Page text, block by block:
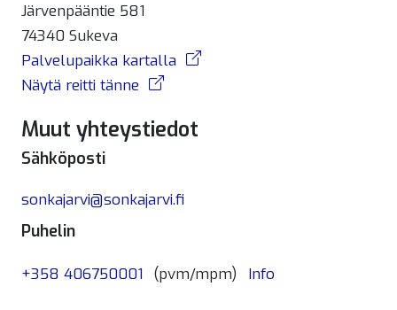
Järvenpääntie 581
74340 Sukeva
Palvelupaikka kartalla
Näytä reitti tänne
Muut yhteystiedot
Sähköposti
sonkajarvi@sonkajarvi.fi
Puhelin
+358 406750001 (pvm/mpm) Info